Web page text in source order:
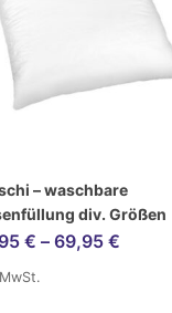
– waschbare
div. Größen
€ – 69,95 €